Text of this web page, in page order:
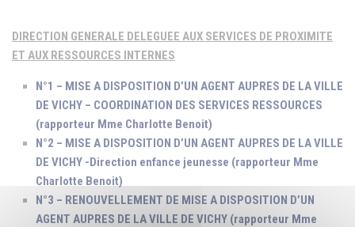
DIRECTION GENERALE DELEGUEE AUX SERVICES DE PROXIMITE
ET AUX RESSOURCES INTERNES
N°1 – MISE A DISPOSITION D’UN AGENT AUPRES DE LA VILLE
DE VICHY – COORDINATION DES SERVICES RESSOURCES
(rapporteur Mme Charlotte Benoit)
N°2 – MISE A DISPOSITION D’UN AGENT AUPRES DE LA VILLE
DE VICHY -Direction enfance jeunesse (rapporteur Mme
Charlotte Benoit)
N°3 – RENOUVELLEMENT DE MISE A DISPOSITION D’UN
AGENT AUPRES DE LA VILLE DE VICHY (rapporteur Mme